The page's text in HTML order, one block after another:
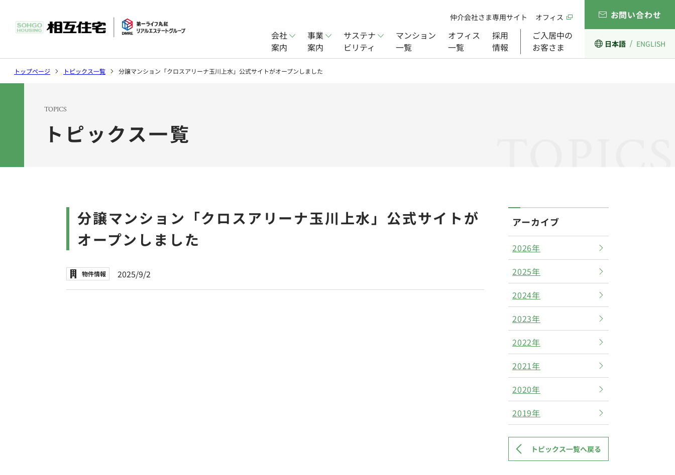
仲介会社さま専用サイト オフィス
お問い合わせ
会社
案内
会社案内トップ
社長挨拶
トピックス一覧
事業
案内
事業案内トップ
マンション賃貸事業
サステナ
ビリティ
サステナビリティ
環境
マンション
一覧
オフィス
一覧
採用
情報
ご入居中の
お客さま
日本語 ENGLISH
トップページ トピックス一覧 分譲マンション「クロスアリーナ玉川上水」公式サイトがオープンしました
TOPICS
トピックス一覧
分譲マンション「クロスアリーナ玉川上水」公式サイトが
オープンしました
物件情報 2025/9/2
アーカイブ
2026年
2025年
2024年
2023年
2022年
2021年
2020年
2019年
トピックス一覧へ戻る